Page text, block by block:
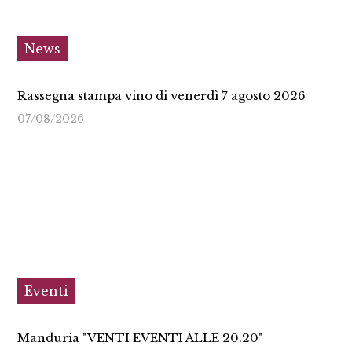
News
Rassegna stampa vino di venerdì 7 agosto 2026
07/08/2026
Eventi
Manduria "VENTI EVENTI ALLE 20.20"